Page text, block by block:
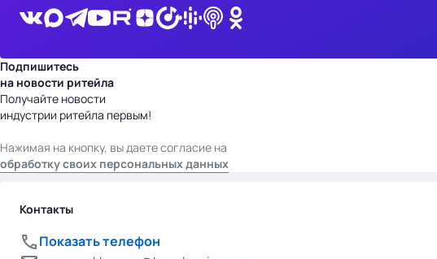
Подпишитесь
на новости ритейла
Получайте новости
индустрии ритейла первым!
Нажимая на кнопку, вы даете согласие на
обработку своих персональных данных
Контакты
Показать телефон